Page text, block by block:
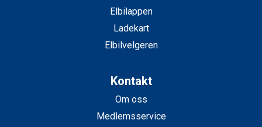
Elbilappen
Ladekart
Elbilvelgeren
Kontakt
Om oss
Medlemsservice